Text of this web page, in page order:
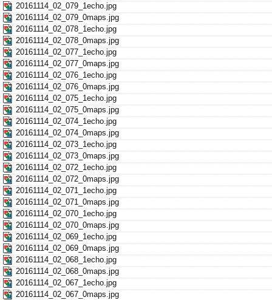
20161114_02_079_1echo.jpg
20161114_02_079_0maps.jpg
20161114_02_078_1echo.jpg
20161114_02_078_0maps.jpg
20161114_02_077_1echo.jpg
20161114_02_077_0maps.jpg
20161114_02_076_1echo.jpg
20161114_02_076_0maps.jpg
20161114_02_075_1echo.jpg
20161114_02_075_0maps.jpg
20161114_02_074_1echo.jpg
20161114_02_074_0maps.jpg
20161114_02_073_1echo.jpg
20161114_02_073_0maps.jpg
20161114_02_072_1echo.jpg
20161114_02_072_0maps.jpg
20161114_02_071_1echo.jpg
20161114_02_071_0maps.jpg
20161114_02_070_1echo.jpg
20161114_02_070_0maps.jpg
20161114_02_069_1echo.jpg
20161114_02_069_0maps.jpg
20161114_02_068_1echo.jpg
20161114_02_068_0maps.jpg
20161114_02_067_1echo.jpg
20161114_02_067_0maps.jpg